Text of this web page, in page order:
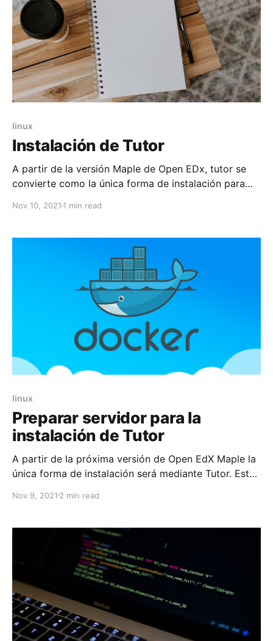
linux
Instalación de Tutor
A partir de la versión Maple de Open EDx, tutor se
convierte como la única forma de instalación para
lo que la instalación de la plataforma y puesta en
Nov 10, 2021 1 min read
linux
Preparar servidor para la
instalación de Tutor
A partir de la próxima versión de Open EdX Maple la
única forma de instalación será mediante Tutor. Este
instalación de Tutor, a continuación dejo los pasos
ubuntu 20.04 lts. Comenzamos actualizando
Nov 9, 2021 2 min read